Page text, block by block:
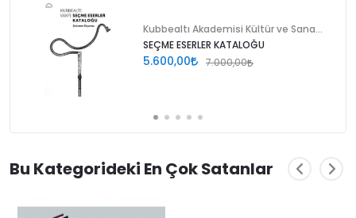
SEÇME ESERLER KATALOĞU
5.600,00 7.000,00
Bu Kategorideki En Çok Satanlar